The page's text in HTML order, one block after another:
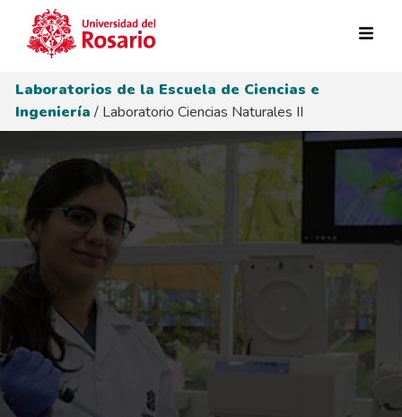
Pasar al contenido principal
Laboratorios de la Escuela de Ciencias e
Ingeniería / Laboratorio Ciencias Naturales II